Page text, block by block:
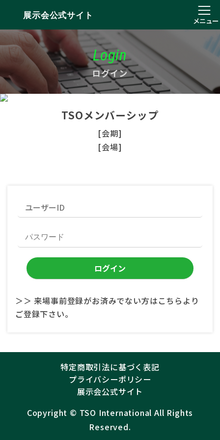
展示会公式サイト
メニュー
Login
ログイン
TSOメンバーシップ
[会期]
[会場]
＞＞ 来場事前登録がお済みでない方はこちらより
ご登録下さい。
特定商取引法に基づく表記
プライバシーポリシー
展示会公式サイト
Copyright ©︎ TSO International All Rights
Reserved.